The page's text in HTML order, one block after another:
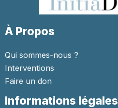
À Propos
Qui sommes-nous ?
Interventions
Faire un don
Informations légales